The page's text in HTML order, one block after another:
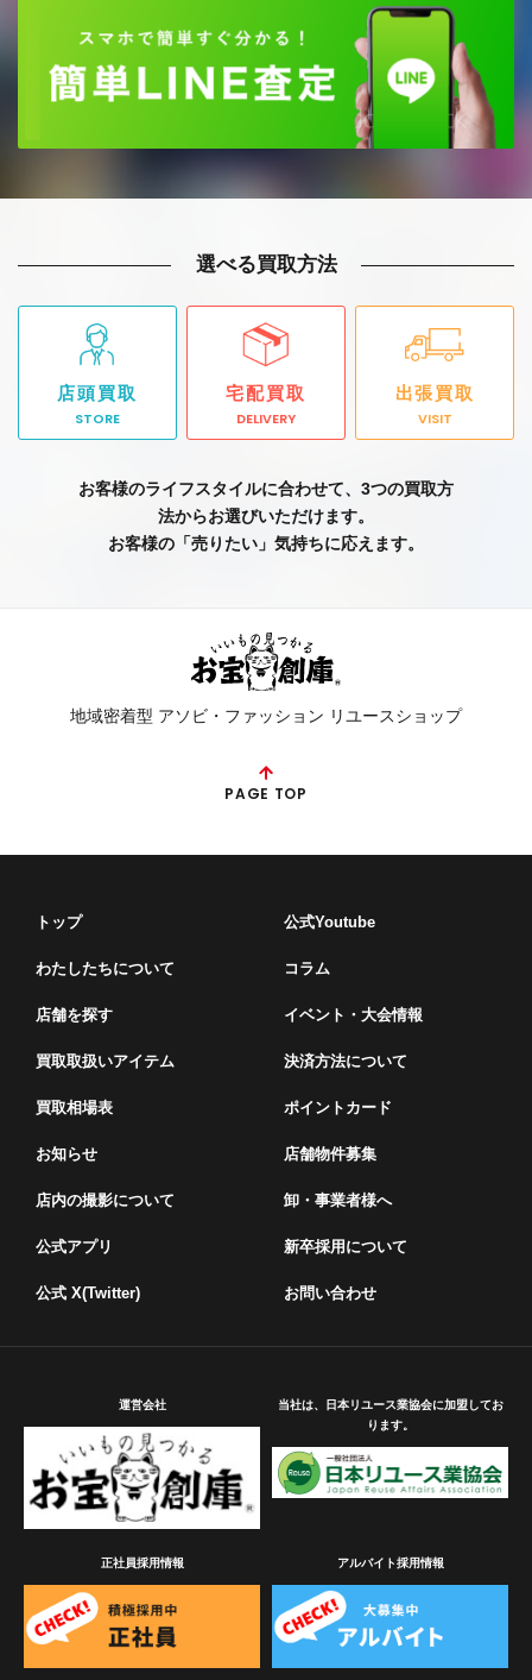
選べる買取方法
店頭買取
STORE
宅配買取
DELIVERY
出張買取
VISIT
お客様のライフスタイルに合わせて、3つの買取方
法からお選びいただけます。
お客様の「売りたい」気持ちに応えます。
地域密着型 アソビ・ファッション リユースショップ
PAGE TOP
トップ
わたしたちについて
店舗を探す
買取取扱いアイテム
買取相場表
お知らせ
店内の撮影について
公式アプリ
公式 X(Twitter)
公式Youtube
コラム
イベント・⼤会情報
決済方法について
ポイントカード
店舗物件募集
卸・事業者様へ
新卒採用について
お問い合わせ
運営会社
当社は、日本リユース業協会に加盟してお
ります。
正社員採用情報 アルバイト採用情報